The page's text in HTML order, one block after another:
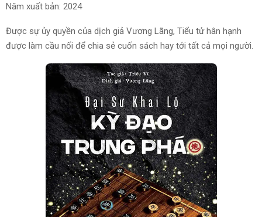
Năm xuất bản: 2024
Được sự ủy quyền của dịch giả Vương Lãng, Tiểu tử hân hạnh
được làm cầu nối để chia sẻ cuốn sách hay tới tất cả mọi người.